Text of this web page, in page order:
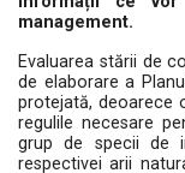
management.
Evaluarea stării de
de elaborare a
protejată, deoarece
regulile necesare
grup de specii de
respectivei arii